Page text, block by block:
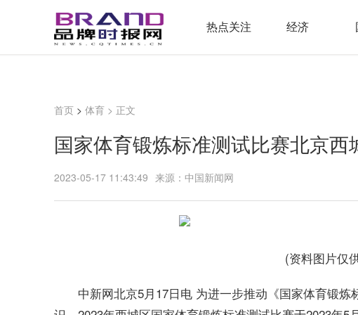
热点关注 经济
首页 > 体育 > 正文
国家体育锻炼标准测试比赛北京
2023-05-17 11:43:49 来源：中国新闻网
(资料图片仅
中新网北京5月17日电 为进一步推动《国家体育锻